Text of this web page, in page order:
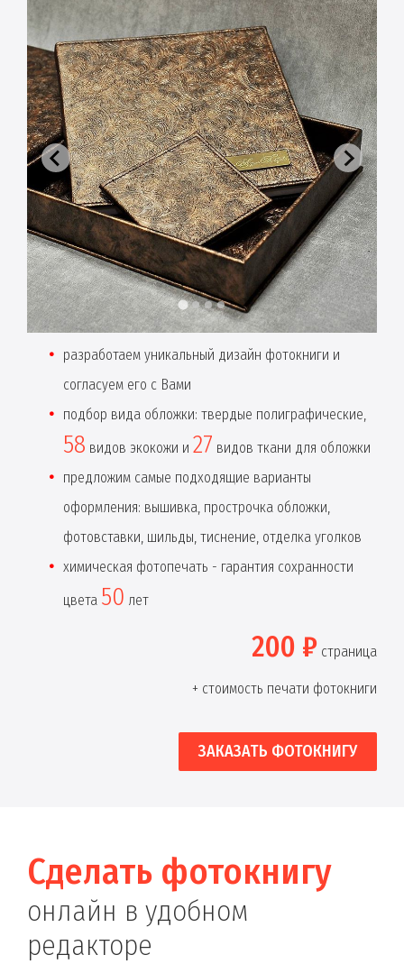
разработаем уникальный дизайн фотокниги и
согласуем его с Вами
подбор вида обложки: твердые полиграфические,
58 видов экокожи и 27 видов ткани для обложки
предложим самые подходящие варианты
оформления: вышивка, прострочка обложки,
фотовставки, шильды, тиснение, отделка уголков
химическая фотопечать - гарантия сохранности
цвета 50 лет
200 ₽ страница
+ стоимость печати фотокниги
ЗАКАЗАТЬ ФОТОКНИГУ
Сделать фотокнигу
онлайн в удобном
редакторе